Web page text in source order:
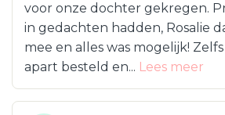
voor onze dochter gekregen.
in gedachten hadden, Rosalie
mee en alles was mogelijk!
apart besteld en... Lees meer